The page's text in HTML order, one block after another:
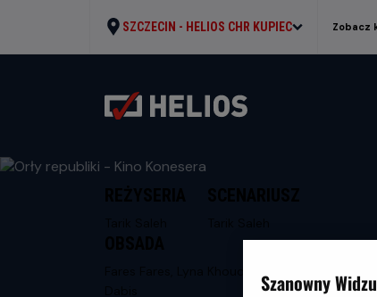
SZCZECIN - HELIOS CHR KUPIEC Zobacz
Szanowny